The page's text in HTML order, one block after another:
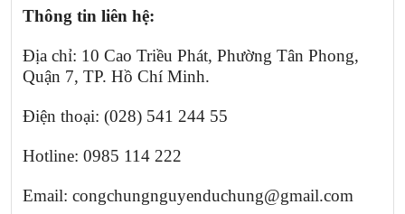
Thông tin liên hệ:
Địa chỉ: 10 Cao Triều Phát, Phường Tân Phong,
Quận 7, TP. Hồ Chí Minh.
Điện thoại: (028) 541 244 55
Hotline: 0985 114 222
Email: congchungnguyenduchung@gmail.com